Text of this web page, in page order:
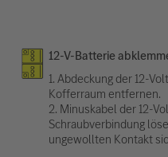
12-V-Batterie
1. Abdeckung der 12-
Kofferraum entfernen.
2. Minuskabel der 12-
Schraubverbindung
ungewollten Kontakt